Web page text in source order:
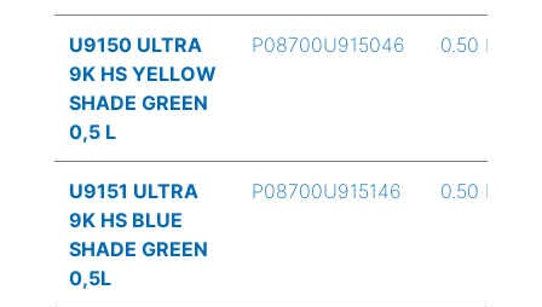
U9150 ULTRA
9K HS YELLOW
SHADE GREEN
0,5 L
P08700U915046 0.50 L
U9151 ULTRA
9K HS BLUE
SHADE GREEN
0,5L
P08700U915146 0.50 L